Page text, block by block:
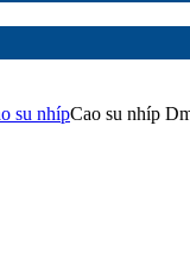
su nhípCao su nhíp